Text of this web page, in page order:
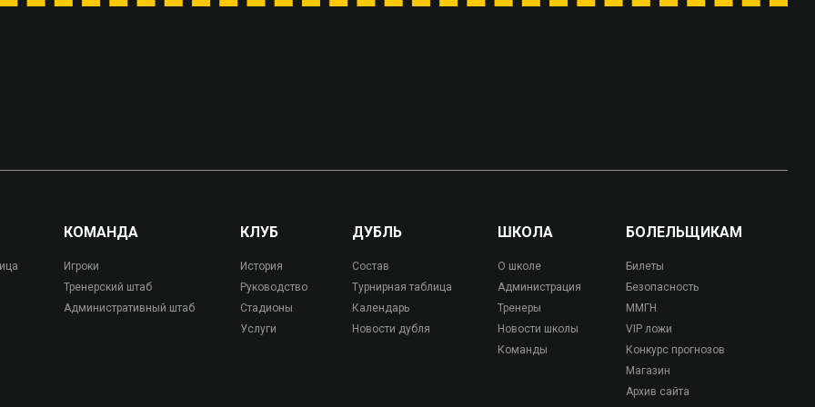
КОМАНДА
Игроки
Тренерский штаб
Административный штаб
КЛУБ
История
Руководство
Стадионы
Услуги
ДУБЛЬ
Состав
Турнирная таблица
Календарь
Новости дубля
ШКОЛА
О школе
Администрация
Тренеры
Новости школы
Команды
БОЛЕЛЬЩИКАМ
Билеты
Безопасность
ММГН
VIP ложи
Конкурс прогнозов
Магазин
Архив сайта